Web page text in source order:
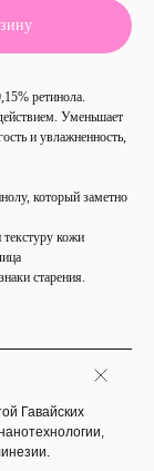
ретинола.
Уменьшает
и увлажненность,
который заметно
текстуру кожи
старения.
Гавайских